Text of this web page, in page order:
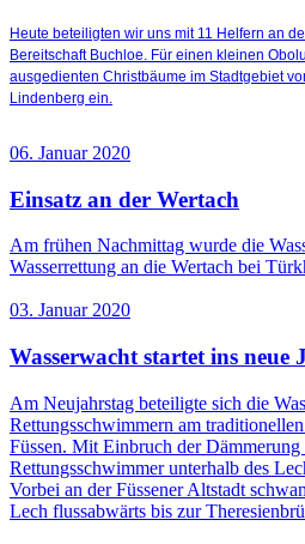
Heute beteiligten wir uns mit 11 Helfern an
Bereitschaft Buchloe. Für einen kleinen
ausgedienten Christbäume im Stadtgebiet
Lindenberg ein.
06. Januar 2020
Einsatz an der Wertach
Am frühen Nachmittag wurde die
Wasserrettung an die Wertach bei
03. Januar 2020
Wasserwacht startet ins neue
Am Neujahrstag beteiligte sich die
Rettungsschwimmern am
Füssen. Mit Einbruch der Dämmerung
Rettungsschwimmer unterhalb des
Vorbei an der Füssener Altstadt
Lech flussabwärts bis zur